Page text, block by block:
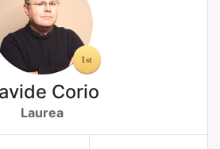
Corio
Laurea